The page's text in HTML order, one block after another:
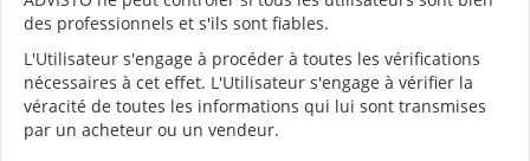
des professionnels et s'ils sont fiables.
L'Utilisateur s'engage à procéder à toutes les vérifications
nécessaires à cet effet. L'Utilisateur s'engage à vérifier la
véracité de toutes les informations qui lui sont transmises
par un acheteur ou un vendeur.